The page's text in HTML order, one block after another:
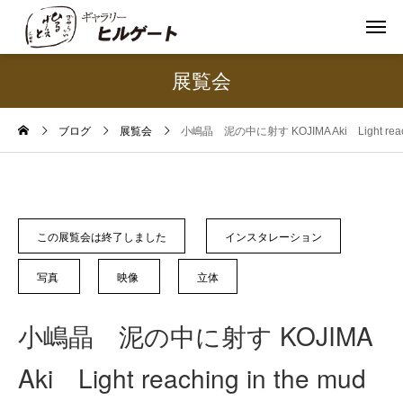
展覧会
ブログ 展覧会 小嶋晶 泥の中に射す KOJIMA Aki Light
この展覧会は終了しました インスタレーション
写真 映像 立体
小嶋晶 泥の中に射す KOJIMA
Aki Light reaching in the mud